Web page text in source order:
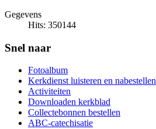
Gegevens
Hits: 350144
Snel naar
Fotoalbum
Kerkdienst luisteren en nabestellen
Activiteiten
Downloaden kerkblad
Collectebonnen bestellen
ABC-catechisatie